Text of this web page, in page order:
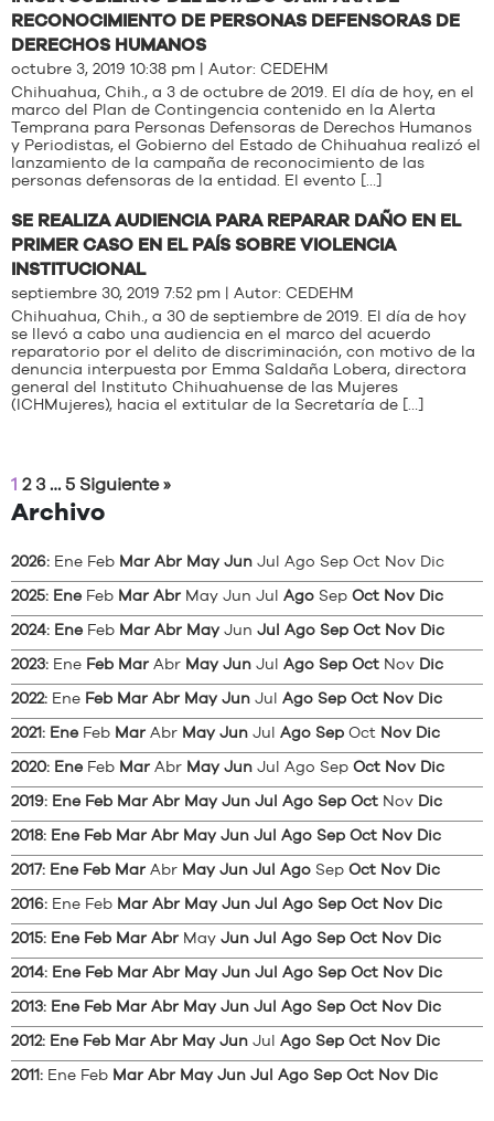
RECONOCIMIENTO DE PERSONAS DEFENSORAS DE
DERECHOS HUMANOS
octubre 3, 2019 10:38 pm | Autor: CEDEHM
Chihuahua, Chih., a 3 de octubre de 2019. El día de hoy, en el
marco del Plan de Contingencia contenido en la Alerta
Temprana para Personas Defensoras de Derechos Humanos
y Periodistas, el Gobierno del Estado de Chihuahua realizó el
lanzamiento de la campaña de reconocimiento de las
personas defensoras de la entidad. El evento […]
SE REALIZA AUDIENCIA PARA REPARAR DAÑO EN EL
PRIMER CASO EN EL PAÍS SOBRE VIOLENCIA
INSTITUCIONAL
septiembre 30, 2019 7:52 pm | Autor: CEDEHM
Chihuahua, Chih., a 30 de septiembre de 2019. El día de hoy
se llevó a cabo una audiencia en el marco del acuerdo
reparatorio por el delito de discriminación, con motivo de la
denuncia interpuesta por Emma Saldaña Lobera, directora
general del Instituto Chihuahuense de las Mujeres
(ICHMujeres), hacia el extitular de la Secretaría de […]
1 2 3 … 5 Siguiente »
Archivo
2026: Ene Feb Mar Abr May Jun Jul Ago Sep Oct Nov Dic
2025: Ene Feb Mar Abr May Jun Jul Ago Sep Oct Nov Dic
2024: Ene Feb Mar Abr May Jun Jul Ago Sep Oct Nov Dic
2023: Ene Feb Mar Abr May Jun Jul Ago Sep Oct Nov Dic
2022: Ene Feb Mar Abr May Jun Jul Ago Sep Oct Nov Dic
2021: Ene Feb Mar Abr May Jun Jul Ago Sep Oct Nov Dic
2020: Ene Feb Mar Abr May Jun Jul Ago Sep Oct Nov Dic
2019: Ene Feb Mar Abr May Jun Jul Ago Sep Oct Nov Dic
2018: Ene Feb Mar Abr May Jun Jul Ago Sep Oct Nov Dic
2017: Ene Feb Mar Abr May Jun Jul Ago Sep Oct Nov Dic
2016: Ene Feb Mar Abr May Jun Jul Ago Sep Oct Nov Dic
2015: Ene Feb Mar Abr May Jun Jul Ago Sep Oct Nov Dic
2014: Ene Feb Mar Abr May Jun Jul Ago Sep Oct Nov Dic
2013: Ene Feb Mar Abr May Jun Jul Ago Sep Oct Nov Dic
2012: Ene Feb Mar Abr May Jun Jul Ago Sep Oct Nov Dic
2011: Ene Feb Mar Abr May Jun Jul Ago Sep Oct Nov Dic